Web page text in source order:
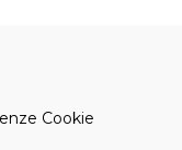
finestra)
Cookie